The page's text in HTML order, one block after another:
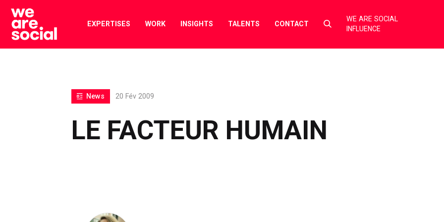
Skip
content
EXPERTISES WORK INSIGHTS TALENTS CONTACT
Select
toggle
WE ARE SOCIAL
INFLUENCE
LE FACTEUR HUMAIN
News 20 Fév 2009